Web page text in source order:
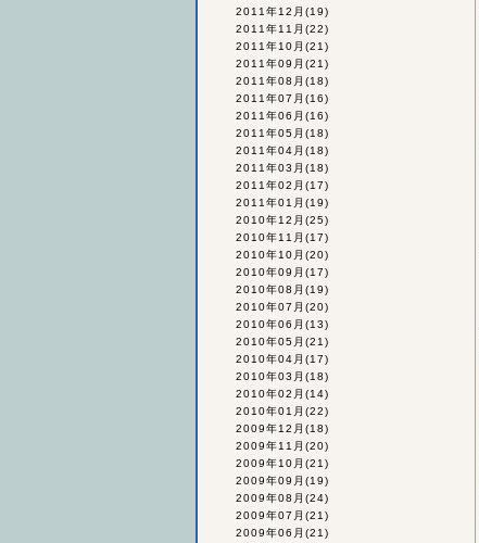
2011年12月 (19)
2011年11月 (22)
2011年10月 (21)
2011年09月 (21)
2011年08月 (18)
2011年07月 (16)
2011年06月 (16)
2011年05月 (18)
2011年04月 (18)
2011年03月 (18)
2011年02月 (17)
2011年01月 (19)
2010年12月 (25)
2010年11月 (17)
2010年10月 (20)
2010年09月 (17)
2010年08月 (19)
2010年07月 (20)
2010年06月 (13)
2010年05月 (21)
2010年04月 (17)
2010年03月 (18)
2010年02月 (14)
2010年01月 (22)
2009年12月 (18)
2009年11月 (20)
2009年10月 (21)
2009年09月 (19)
2009年08月 (24)
2009年07月 (21)
2009年06月 (21)